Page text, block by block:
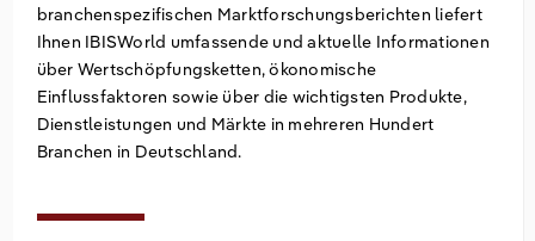
branchenspezifischen Marktforschungsberichten liefert
Ihnen IBISWorld umfassende und aktuelle Informationen
über Wertschöpfungsketten, ökonomische
Einflussfaktoren sowie über die wichtigsten Produkte,
Dienstleistungen und Märkte in mehreren Hundert
Branchen in Deutschland.
Vereinigtes Königreich